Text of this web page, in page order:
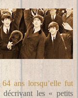
ans lorsqu’elle fut
décrivant les « petits